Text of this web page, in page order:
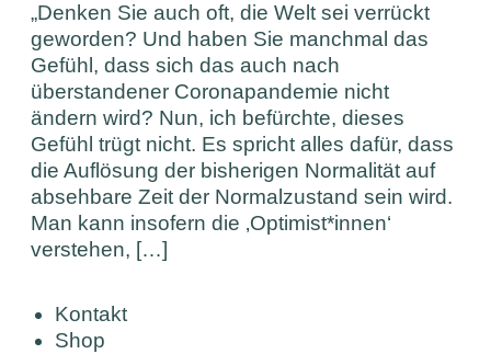
„Denken Sie auch oft, die Welt sei verrückt
geworden? Und haben Sie manchmal das
Gefühl, dass sich das auch nach
überstandener Coronapandemie nicht
ändern wird? Nun, ich befürchte, dieses
Gefühl trügt nicht. Es spricht alles dafür, dass
die Auflösung der bisherigen Normalität auf
absehbare Zeit der Normalzustand sein wird.
Man kann insofern die ‚Optimist*innen‘
verstehen, […]
Kontakt
Shop